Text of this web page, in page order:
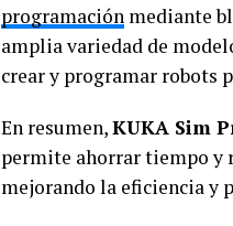
programación mediante
amplia variedad de
crear y programar robots
En resumen,KUKA Sim
permite ahorrar tiempo y
mejorando la eficiencia y